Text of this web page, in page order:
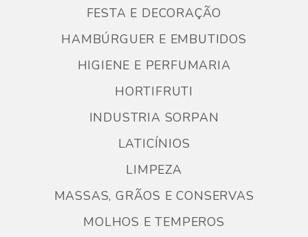
FESTA E DECORAÇÃO
HAMBÚRGUER E EMBUTIDOS
HIGIENE E PERFUMARIA
HORTIFRUTI
INDUSTRIA SORPAN
LATICÍNIOS
LIMPEZA
MASSAS, GRÃOS E CONSERVAS
MOLHOS E TEMPEROS